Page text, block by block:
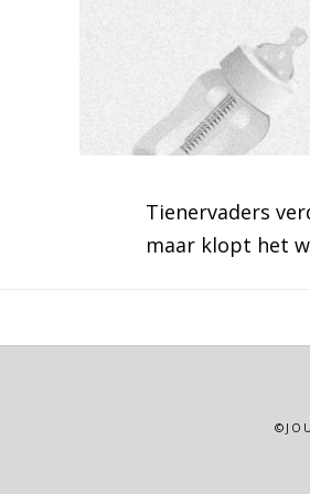
Tienervaders
maar klopt het